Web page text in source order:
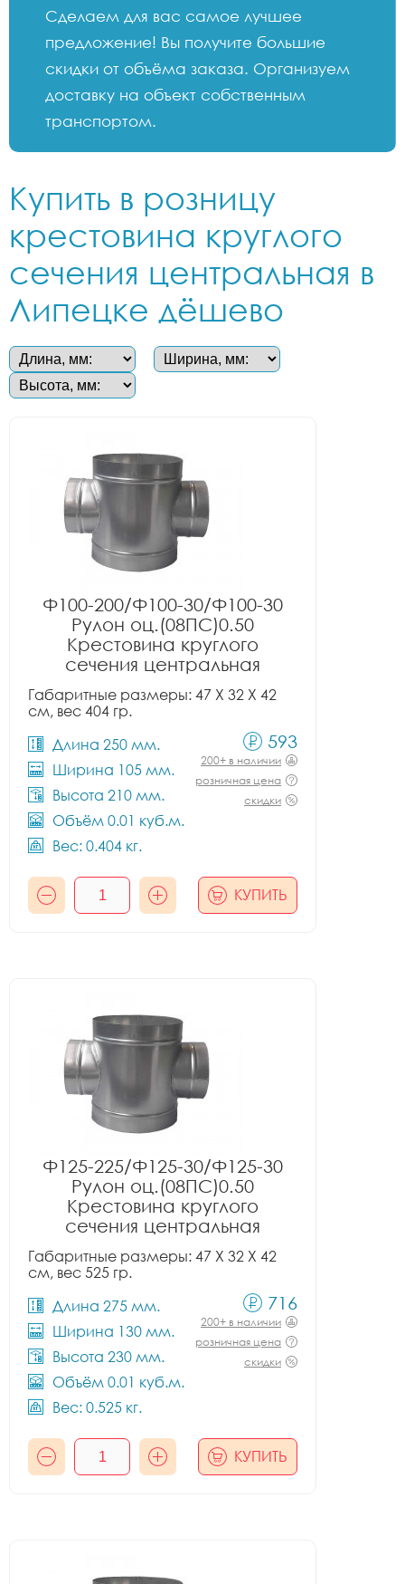
Сделаем для вас самое лучшее
предложение! Вы получите большие
скидки от объёма заказа. Организуем
доставку на объект собственным
транспортом.
Купить в розницу
крестовина круглого
сечения центральная в
Липецке дёшево
Ф100-200/Ф100-30/Ф100-30
Рулон оц.(08ПС)0.50
Крестовина круглого
сечения центральная
Габаритные размеры: 47 X 32 X 42
см, вес 404 гр.
Длина 250 мм.
Ширина 105 мм.
Высота 210 мм.
Объём 0.01 куб.м.
Вес: 0.404 кг.
593
200+ в наличии
розничная цена
скидки
КУПИТЬ
Ф125-225/Ф125-30/Ф125-30
Рулон оц.(08ПС)0.50
Крестовина круглого
сечения центральная
Габаритные размеры: 47 X 32 X 42
см, вес 525 гр.
Длина 275 мм.
Ширина 130 мм.
Высота 230 мм.
Объём 0.01 куб.м.
Вес: 0.525 кг.
716
200+ в наличии
розничная цена
скидки
КУПИТЬ